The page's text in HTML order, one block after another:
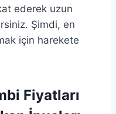
ederek uzun
Şimdi, en
için harekete
Fiyatları